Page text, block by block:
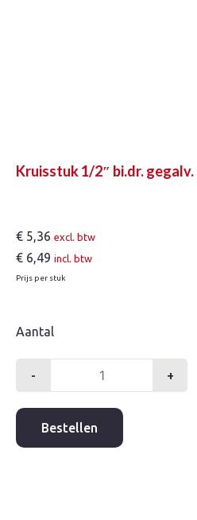
Kruisstuk 1/2″ bi.dr. gegalv.
€ 5,36 excl. btw
€ 6,49 incl. btw
Prijs per stuk
Aantal
-
1/2"
gegalv.
+
Bestellen